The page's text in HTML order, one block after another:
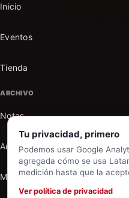
Tu privacidad, primero
Podemos usar Google
agregada cómo se usa
medición hasta que la
Ver política de privacidad
Inicio
Eventos
Tienda
ARCHIVO
Notas
Autores
Mi cuenta